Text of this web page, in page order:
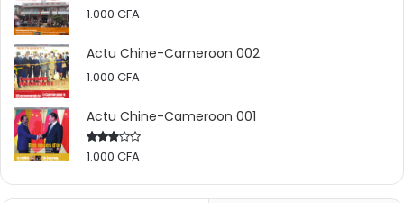
1.000 CFA
Actu Chine-Cameroon 002
1.000 CFA
Actu Chine-Cameroon 001
Rated
1.000 CFA